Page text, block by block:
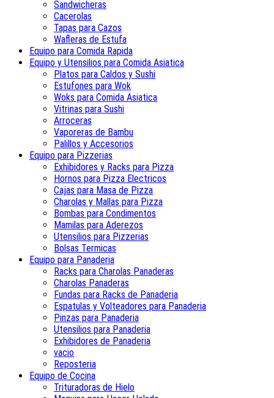
Sandwicheras
Cacerolas
Tapas para Cazos
Wafleras de Estufa
Equipo para Comida Rapida
Equipo y Utensilios para Comida Asiatica
Platos para Caldos y Sushi
Estufones para Wok
Woks para Comida Asiatica
Vitrinas para Sushi
Arroceras
Vaporeras de Bambu
Palillos y Accesorios
Equipo para Pizzerias
Exhibidores y Racks para Pizza
Hornos para Pizza Electricos
Cajas para Masa de Pizza
Charolas y Mallas para Pizza
Bombas para Condimentos
Mamilas para Aderezos
Utensilios para Pizzerias
Bolsas Termicas
Equipo para Panaderia
Racks para Charolas Panaderas
Charolas Panaderas
Fundas para Racks de Panaderia
Espatulas y Volteadores para Panaderia
Pinzas para Panaderia
Utensilios para Panaderia
Exhibidores de Panaderia
vacio
Reposteria
Equipo de Cocina
Trituradoras de Hielo